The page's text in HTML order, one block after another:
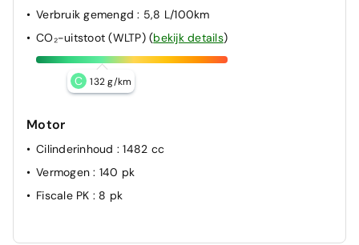
Verbruik gemengd: 5,8 L/100km
CO₂-uitstoot (WLTP) (bekijk details)
C 132 g/km
Motor
Cilinderinhoud : 1482 cc
Vermogen: 140 pk
Fiscale PK : 8 pk